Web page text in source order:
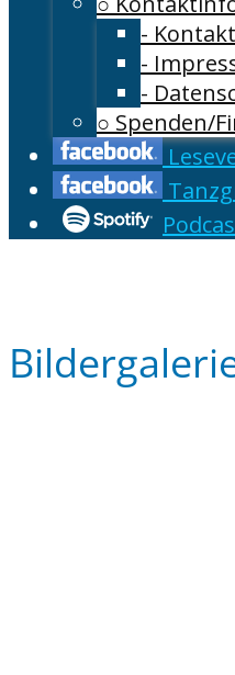
- Kontakt
-
-
○ Spenden/